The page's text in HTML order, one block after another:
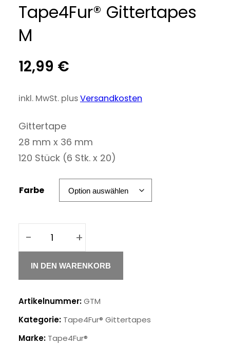
Tape4Fur® Gittertapes
M
12,99 €
inkl. MwSt. plusVersandkosten
Gittertape
28 mm x 36 mm
120 Stück (6 Stk. x 20)
Farbe
Tape4Fur®
+
-
IN DEN WARENKORB
Artikelnummer:GTM
Kategorie: Tape4Fur® Gittertapes
Marke: Tape4Fur®